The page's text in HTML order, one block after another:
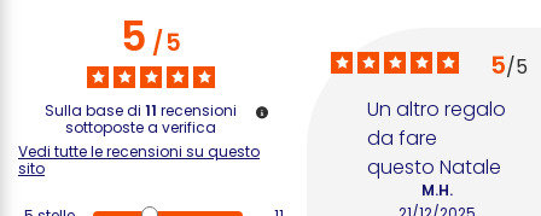
5/5
Sulla base di 11 recensioni
sottoposte a verifica
Vedi tutte le recensioni su questo
sito
5/5
Un altro regalo
da fare
questo Natale
M.H.